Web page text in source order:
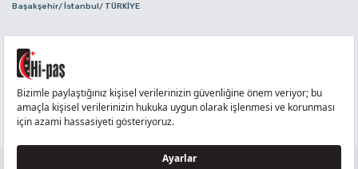
Başakşehir/ İstanbul/ TÜRKİYE
Alaaddinbey Mah. Ayfatma Cad. No.11 A/C
Sam.3 Plaza B Blok Nilüfer/ Bursa/
TÜRKİYE
TELEFON